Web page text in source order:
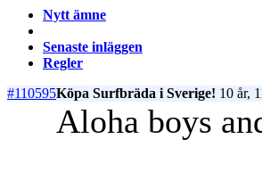
Nytt ämne
Senaste inläggen
Regler
#110595Köpa Surfbräda i Sverige! 10 år,
Aloha boys